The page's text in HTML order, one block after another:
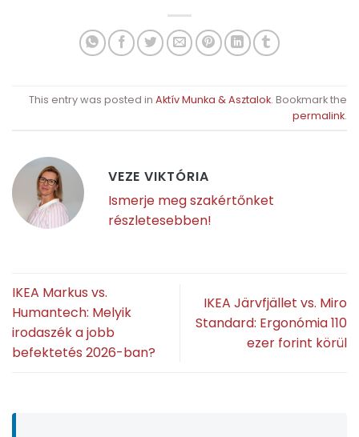
This entry was posted in Aktív Munka & Asztalok. Bookmark the
permalink.
VEZE VIKTÓRIA
Ismerje meg szakértőnket
részletesebben!
IKEA Markus vs.
Humantech: Melyik
irodaszék a jobb
befektetés 2026-ban?
IKEA Järvfjället vs. Miro
Standard: Ergonómia 110
ezer forint körül